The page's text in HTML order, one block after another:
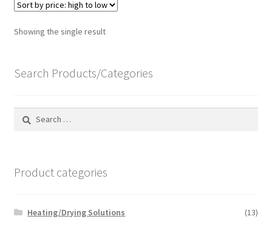
Showing the single result
Search Products/Categories
Search
Product categories
Heating/Drying Solutions
(13)